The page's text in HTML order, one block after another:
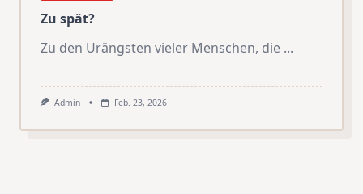
Zu spät?
Zu den Urängsten vieler Menschen, die ...
Admin Feb. 23, 2026